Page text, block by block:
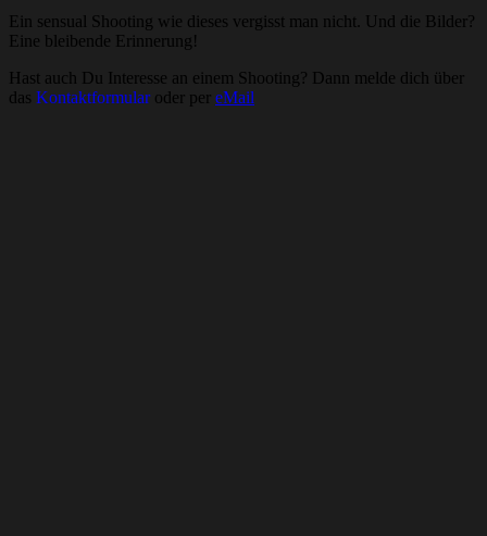
Ein sensual Shooting wie dieses vergisst man nicht. Und die Bilder?
Eine bleibende Erinnerung!
Hast auch Du Interesse an einem Shooting? Dann melde dich über
das Kontaktformularoder per eMail